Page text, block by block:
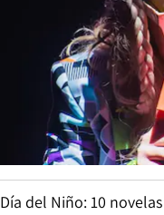
Día del Niño: 10